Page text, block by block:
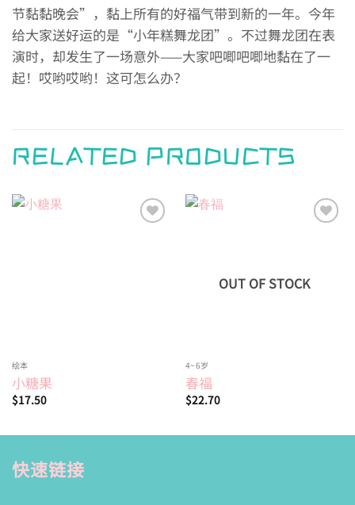
节黏黏晚会”，黏上所有的好福气带到新的一年。今年
给大家送好运的是“小年糕舞龙团”。不过舞龙团在表
演时，却发生了一场意外——大家吧唧吧唧地黏在了一
起！哎哟哎哟！这可怎么办？
RELATED PRODUCTS
绘本
小糖果
$17.50
OUT OF STOCK
4~6岁
春福
$22.70
快速链接